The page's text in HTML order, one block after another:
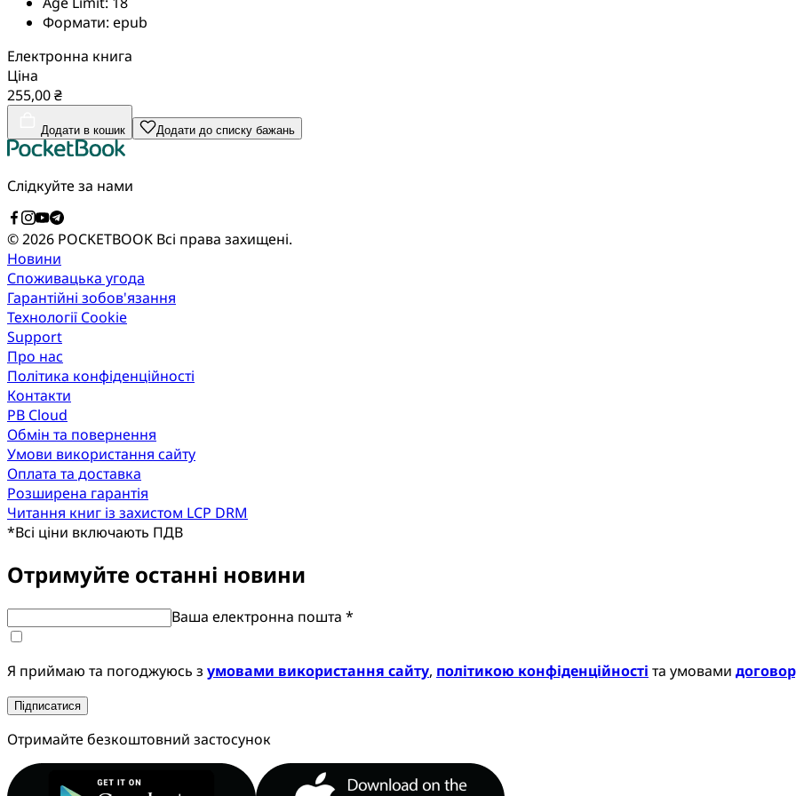
Формати: epub
Електронна книга
Ціна
255,00 ₴
Додати в кошик Додати до списку бажань
Слідкуйте за нами
© 2026 POCKETBOOK Всі права захищені.
Новини
Споживацька угода
Гарантійні зобов'язання
Технології Cookie
Support
Про нас
Політика конфіденційності
Контакти
PB Cloud
Обмін та повернення
Умови використання сайту
Оплата та доставка
Розширена гарантія
Читання книг із захистом LCP DRM
*Всі ціни включають ПДВ
Отримуйте останні новини
Ваша електронна пошта *
Я приймаю та погоджуюсь з умовами використання сайту, політикою конфіденційності та умовами
Підписатися
Отримайте безкоштовний застосунок